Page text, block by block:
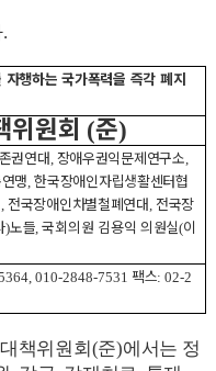
자행하는 국가폭력을 즉각 폐지
위원회(준)
권연대, 장애우권익문제연구소,
맹,한국장애인자립생활센터협
, 전국장애인차별철폐연대, 전국장
)노들,국회의원 김용익 의원실(이
010-2848-7531 팩스: 02-2
책위원회(준)에서는 정